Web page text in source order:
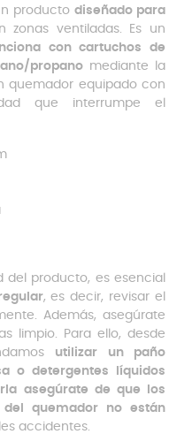
producto diseñado para
zonas ventiladas. Es un
con cartuchos de
propano mediante la
quemador equipado con
que interrumpe el
del producto, es esencial
, es decir, revisar el
Además, asegúrate
limpio. Para ello, desde
utilizar un paño
o detergentes líquidos
asegúrate de que los
quemador no están
accidentes.